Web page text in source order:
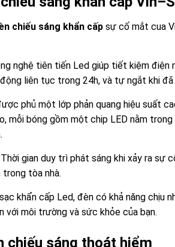
chiếu sáng khẩn cấpsự cố mắt cua
nghệ tiên tiến Led giúp tiết kiệm điện
liên tục trong 24h, và tự ngắt khi đã
phủ một lớp phản quang hiệu suất
mỗi bóng gồm một chip LED nằm
gian duy trì phát sáng khi xảy ra sự
trong tòa nhà.
khẩn cấp Led, đèn có khả năng chịu
với môi trường và sức khỏe của bạn.
chiếu sáng thoát hiểm